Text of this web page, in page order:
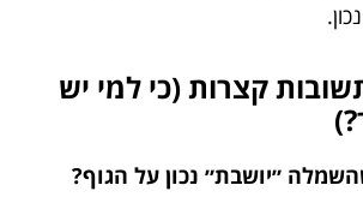
קצרות (כי למי יש
״יושבת״ נכון על הגוף?